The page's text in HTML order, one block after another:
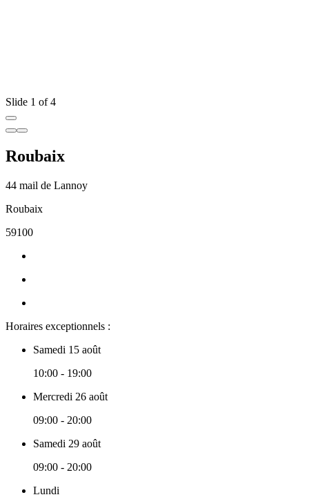
Slide 1 of 4
Roubaix
44 mail de Lannoy
Roubaix
59100
Horaires exceptionnels :
Samedi 15 août
10:00 - 19:00
Mercredi 26 août
09:00 - 20:00
Samedi 29 août
09:00 - 20:00
Lundi